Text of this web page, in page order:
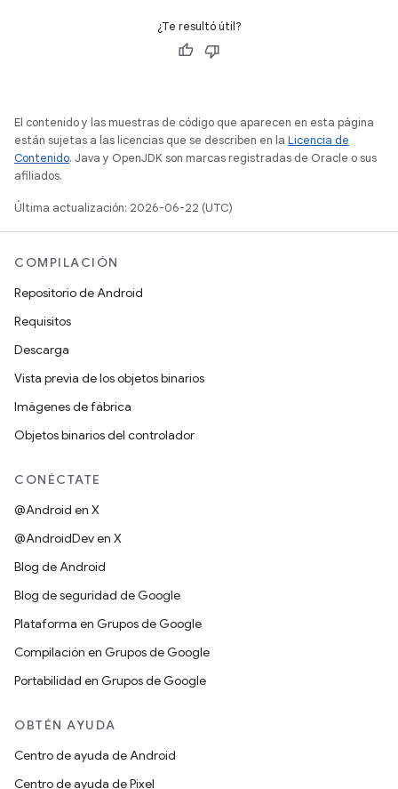
¿Te resultó útil?
El contenido y las muestras de código que aparecen en esta página
están sujetas a las licencias que se describen en la Licencia de
Contenido. Java y OpenJDK son marcas registradas de Oracle o sus
afiliados.
Última actualización: 2026-06-22 (UTC)
COMPILACIÓN
Repositorio de Android
Requisitos
Descarga
Vista previa de los objetos binarios
Imágenes de fábrica
Objetos binarios del controlador
CONÉCTATE
@Android en X
@AndroidDev en X
Blog de Android
Blog de seguridad de Google
Plataforma en Grupos de Google
Compilación en Grupos de Google
Portabilidad en Grupos de Google
OBTÉN AYUDA
Centro de ayuda de Android
Centro de ayuda de Pixel